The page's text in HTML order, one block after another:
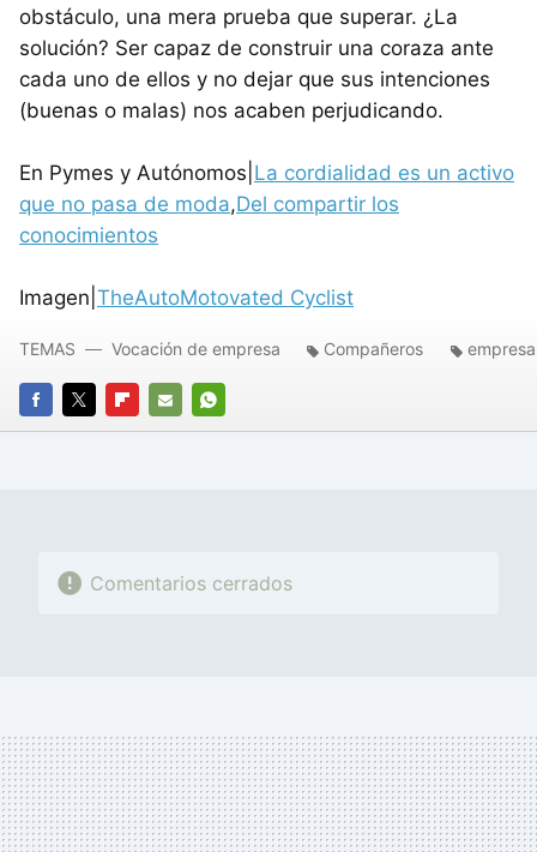
obstáculo, una mera prueba que superar. ¿La
solución? Ser capaz de construir una coraza ante
cada uno de ellos y no dejar que sus intenciones
(buenas o malas) nos acaben perjudicando.
En Pymes y Autónomos| La cordialidad es un activo
que no pasa de moda,Del compartir los
conocimientos
Imagen| TheAutoMotovated Cyclist
FACEBOOK
TWITTERFLIPBOARD
E-
WHATSAPP
TEMAS Vocación de empresa Compañeros empresa
Comentarios cerrados